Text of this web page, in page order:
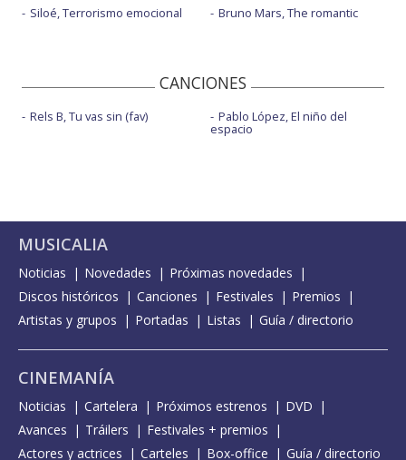
Siloé, Terrorismo emocional
Bruno Mars, The romantic
CANCIONES
Rels B, Tu vas sin (fav) Pablo López, El niño del
espacio
MUSICALIA
Noticias Novedades
Próximas novedades
Discos históricos
Canciones Festivales
Premios
Artistas y grupos
Portadas Listas Guía / directorio
CINEMANÍA
Noticias Cartelera Próximos estrenos
DVD
Avances
Tráilers
Festivales + premios
Actores y actrices
Carteles Box-office Guía / directorio